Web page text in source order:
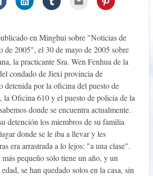
en Minghui sobre "Noticias de
de 2005", el 30 de mayo de 2005 sobre
la practicante Sra. Wen Fenhua de la
condado de Jiexi provincia de
detenida por la oficina del puesto de
la Oficina 610 y el puesto de policía de la
donde se encuentra actualmente.
detención los miembros de su familia
donde se le iba a llevar y les
era arrastrada a lo lejos: "a una clase".
pequeño sólo tiene un año, y un
se han quedado solos en la casa, sin